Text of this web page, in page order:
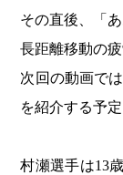
その直後、「
長距離移動の
次回の動画で
を紹介する予定
村瀬選手は13